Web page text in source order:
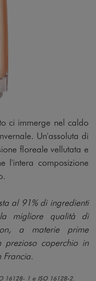
ci immerge nel caldo
Un'assoluta di
floreale vellutata e
l'intera composizione
al 91% di ingredienti
migliore qualità di
a materie prime
prezioso coperchio in
Francia.
16128- 1 e ISO 16128-2.